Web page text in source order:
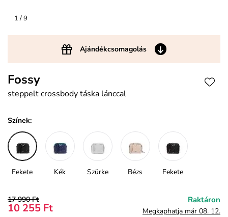
1/ 9
Ajándékcsomagolás
Fossy
steppelt crossbody táska lánccal
Színek:
Fekete Kék Szürke Bézs Fekete
17 990 Ft
10 255 Ft
Raktáron
Megkaphatja már 08. 12.